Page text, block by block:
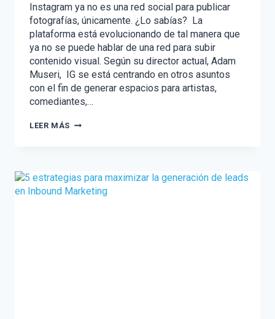
Instagram ya no es una red social para publicar
fotografías, únicamente. ¿Lo sabías? La
plataforma está evolucionando de tal manera que
ya no se puede hablar de una red para subir
contenido visual. Según su director actual, Adam
Museri, IG se está centrando en otros asuntos
con el fin de generar espacios para artistas,
comediantes,…
LEER MÁS FUNCIONES
INCLUIR
EN
TU